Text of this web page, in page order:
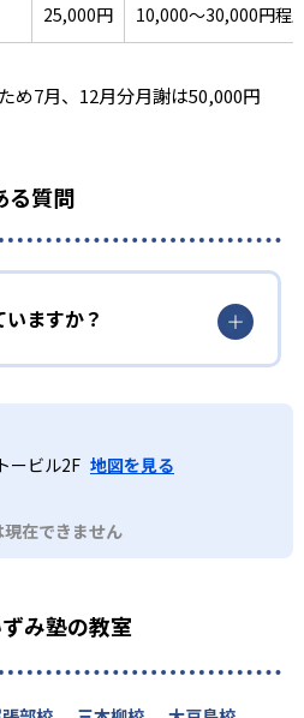
25,000円 10,000～30,000円程
め7月、12月分月謝は50,000円
る質問
ますか？
ービル2F 地図を見る
在できません
み塾の教室